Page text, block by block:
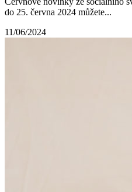
do 25. června 2024 můžete...
11/06/2024